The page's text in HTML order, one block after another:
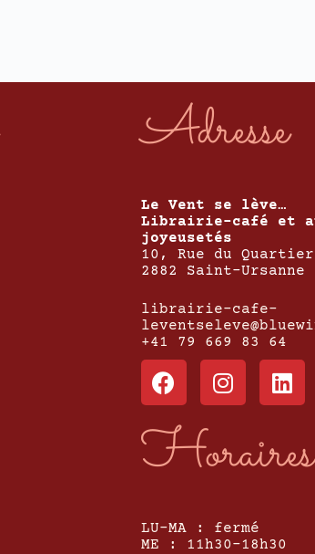
Adresse
Le Vent se lève…
Librairie-café et
joyeusetés
10, Rue du Quartier
2882 Saint-Ursanne
librairie-cafe-
+41 79 669 83 64
Horaires
LU-MA : fermé
ME : 11h30-18h30